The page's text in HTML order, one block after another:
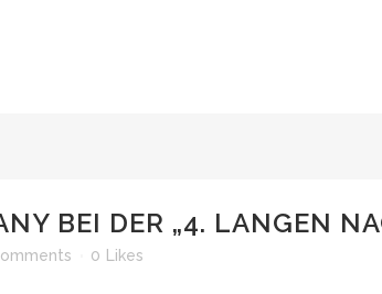
BEI DER „4. LANGEN
0 Likes